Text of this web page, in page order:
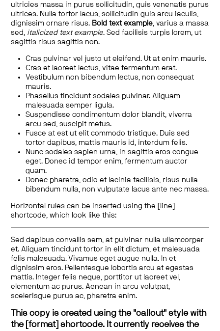
ultricies massa in purus sollicitudin, quis venenatis purus
ultrices. Nulla tortor lacus, sollicitudin quis arcu iaculis,
dignissim ornare risus. Bold text example, varius a massa
sed, italicized text example. Sed facilisis turpis lorem, ut
sagittis risus sagittis non.
Cras pulvinar vel justo ut eleifend. Ut at enim mauris.
Cras et laoreet lectus, vitae fermentum erat.
Vestibulum non bibendum lectus, non consequat
mauris.
Phasellus tincidunt sodales pulvinar. Aliquam
malesuada semper ligula.
Suspendisse condimentum dolor blandit, viverra
arcu sed, suscipit metus.
Fusce at est ut elit commodo tristique. Duis sed
tortor dapibus, mattis mauris id, interdum felis.
Nunc sodales sapien urna, in sagittis eros congue
eget. Donec id tempor enim, fermentum auctor
quam.
Donec pharetra, odio et lacinia facilisis, risus nulla
bibendum nulla, non vulputate lacus ante nec massa.
Horizontal rules can be inserted using the [line]
shortcode, which look like this:
Sed dapibus convallis sem, at pulvinar nulla ullamcorper
et. Aliquam tincidunt tortor in elit dictum, et malesuada
felis malesuada. Vivamus eget augue nulla. In et
dignissim eros. Pellentesque lobortis arcu at egestas
mattis. Integer felis neque, porttitor ut laoreet vel,
elementum ac purus. Aenean in arcu volutpat,
scelerisque purus ac, pharetra enim.
This copy is created using the "callout" style with
the [format] shortcode. It currently receives the